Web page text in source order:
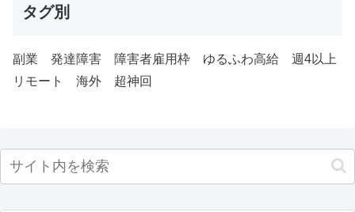
タグ別
副業 発達障害 障害者雇用枠 ゆるふわ高給
週4以上
リモート
海外 超神回